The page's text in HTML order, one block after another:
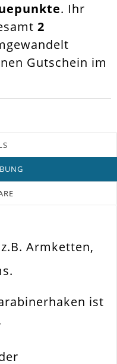
. Ihr
2
Gutschein im
An Band Oder
Armketten,
ist